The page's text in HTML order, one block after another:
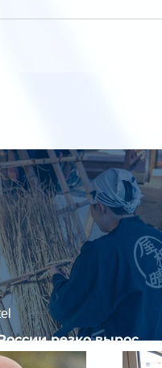
резко вырос
на отели без звезд